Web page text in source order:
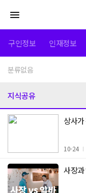
구인정보 인재정보
분류없음
지식공유
상사
10-24
사장과